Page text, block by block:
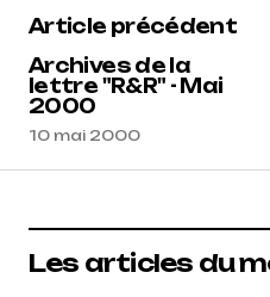
Article précédent
Archives de la
lettre "R&R" - Mai
2000
10 mai 2000
Les articles du